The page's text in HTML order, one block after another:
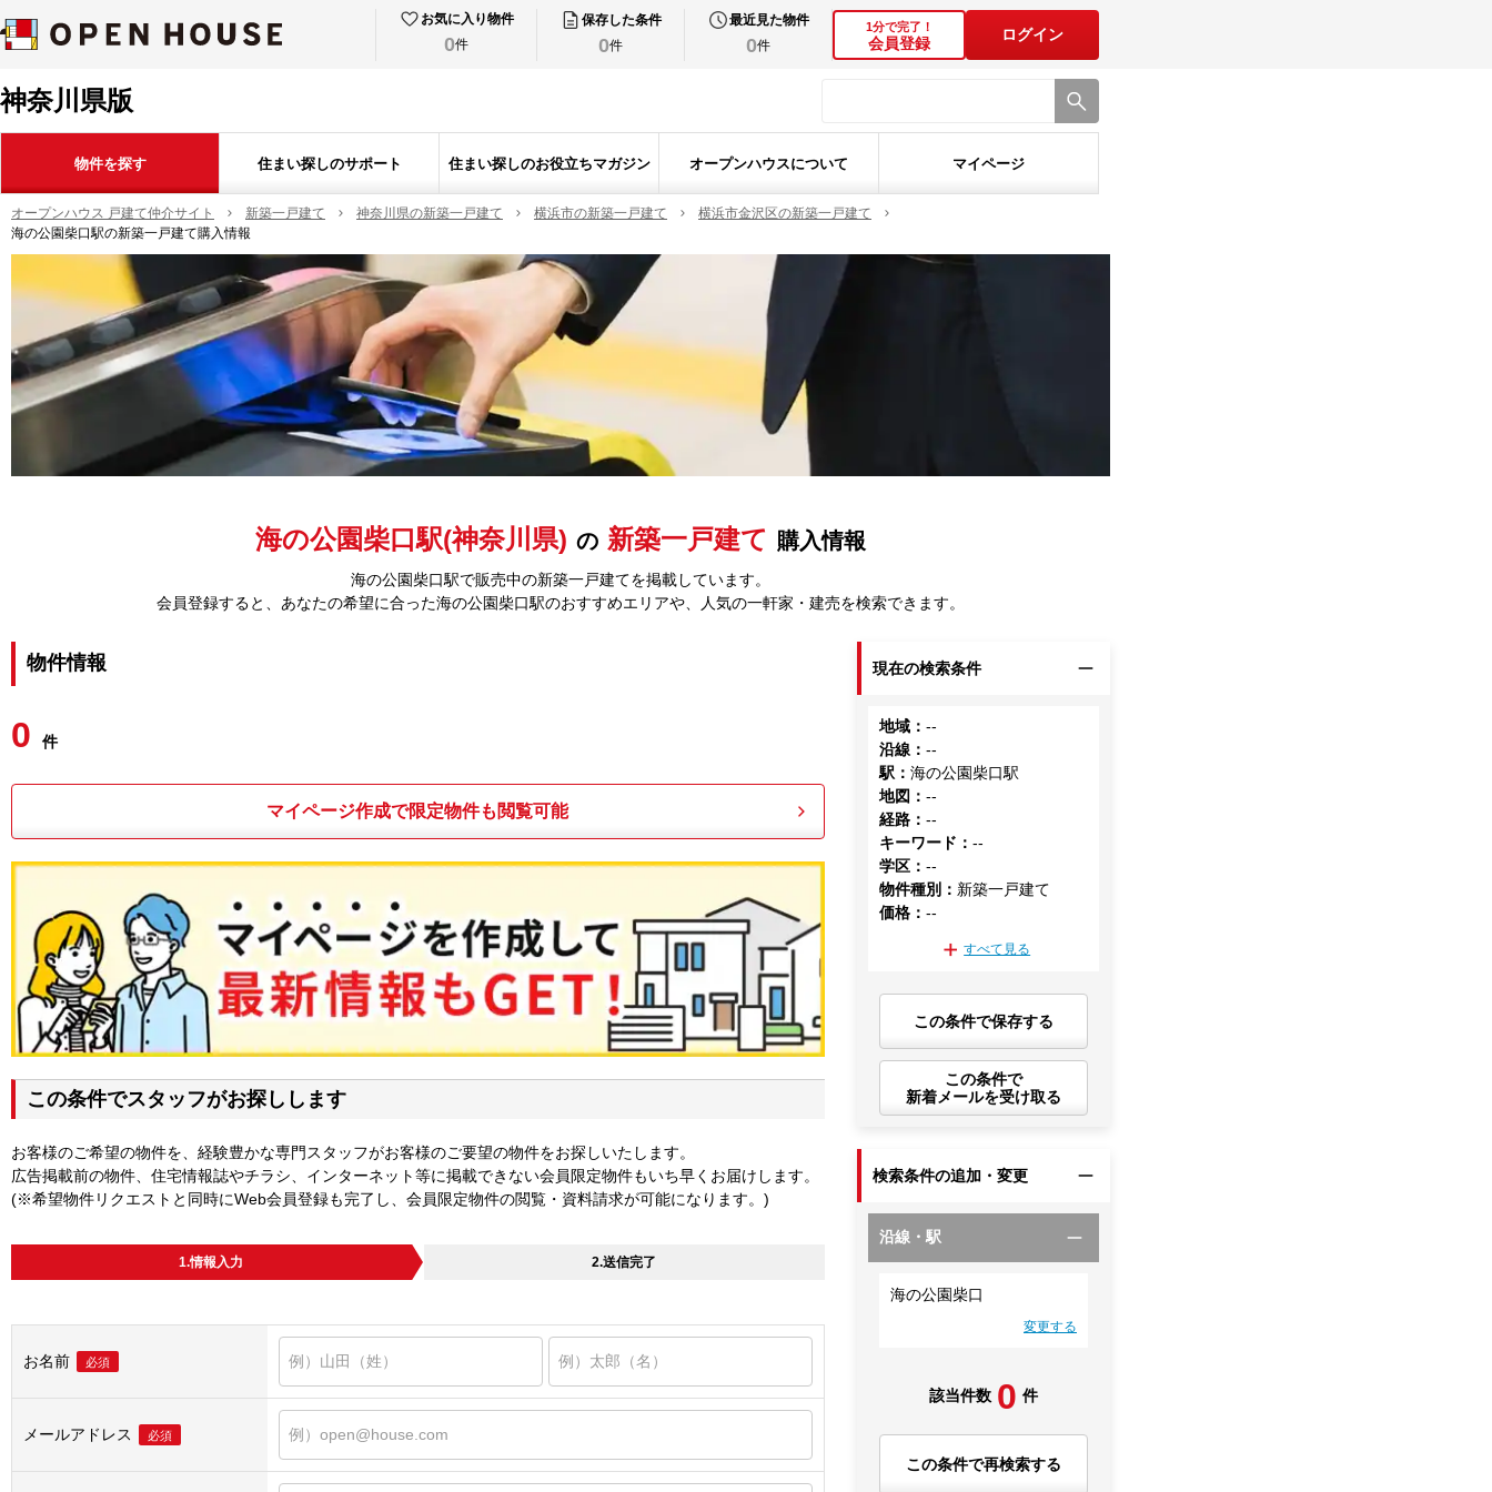
お気に入り物件
0件
保存した条件
0件
最近見た物件
0件
1分で完了！
会員登録
ログイン
神奈川県版
物件を探す 住まい探しのサポート 住まい探しのお役立ちマガジン オープンハウスについて マイページ
オープンハウス 戸建て仲介サイト 新築一戸建て 神奈川県の新築一戸建て 横浜市の新築一戸建て
横浜市金沢区の新築一戸建て
海の公園柴口駅の新築一戸建て購入情報
海の公園柴口駅(神奈川県) の 新築一戸建て 購入情報
海の公園柴口駅で販売中の新築一戸建てを掲載しています。
会員登録すると、あなたの希望に合った海の公園柴口駅のおすすめエリアや、人気の一軒家・建売を検索できます。
物件情報
0 件
マイページ作成で限定物件も閲覧可能
この条件でスタッフがお探しします
お客様のご希望の物件を、経験豊かな専門スタッフがお客様のご要望の物件をお探しいたします。
広告掲載前の物件、住宅情報誌やチラシ、インターネット等に掲載できない会員限定物件もいち早くお届けします。
(※希望物件リクエストと同時にWeb会員登録も完了し、会員限定物件の閲覧・資料請求が可能になります。)
1.情報入力 2.送信完了
お名前 必須
メールアドレス 必須
現在の検索条件
地域 ：--
沿線 ：--
駅 ：海の公園柴口駅
地図 ：--
経路 ：--
キーワード ：--
学区 ：--
物件種別 ： 新築一戸建て
価格 ：--
すべて見る
この条件で保存する
この条件で
新着メールを受け取る
検索条件の追加・変更
沿線・駅
海の公園柴口
変更する
該当件数 0 件
この条件で再検索する